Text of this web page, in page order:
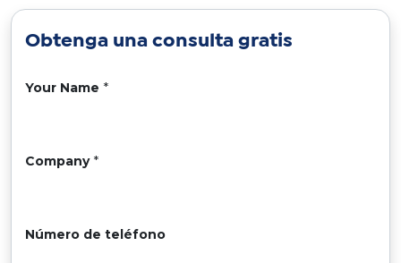
Obtenga una consulta gratis
Your Name *
Company *
Número de teléfono